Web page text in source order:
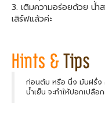
3. เติมความอร่อยด้วย น้ำ
เสิร์ฟแล้วค่ะ
ก่อนต้ม หรือ นึ่ง มันฝรั่ง
น้ำเย็น จะทำให้ปอกเปลือ